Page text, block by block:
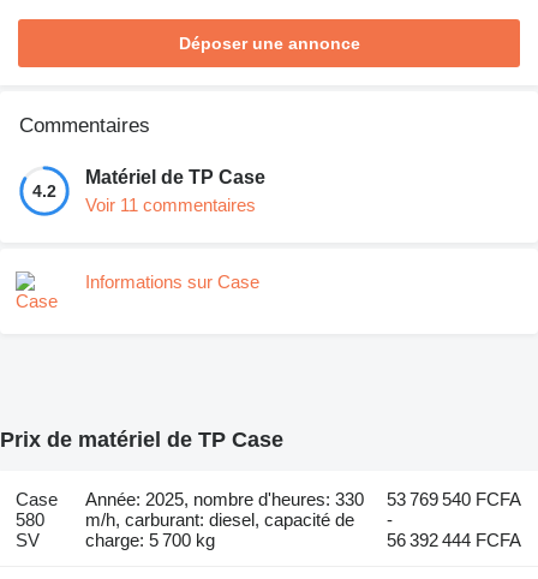
Déposer une annonce
Commentaires
4.2
Matériel de TP Case
Voir 11 commentaires
Informations sur Case
Prix de matériel de TP Case
Case
580
SV
Année: 2025, nombre d'heures: 330
m/h, carburant: diesel, capacité de
charge: 5 700 kg
53 769 540 FCFA
-
56 392 444 FCFA